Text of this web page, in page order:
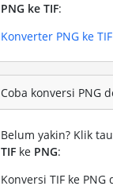
PNG ke TIF:
Konverter PNG ke TIF
Coba konversi PNG
Belum yakin? Klik
TIF ke PNG:
Konversi TIF ke